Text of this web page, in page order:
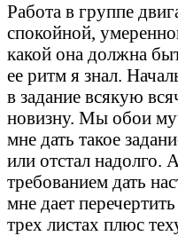
Работа в группе
спокойной,
какой она должна
ее ритм я знал.
в задание всякую
новизну. Мы обои
мне дать такое
или отстал надолго.
требованием дать
мне дает
трех листах плюс